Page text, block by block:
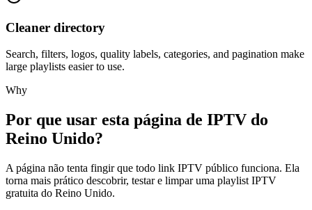
Cleaner directory
Search, filters, logos, quality labels, categories, and pagination make
large playlists easier to use.
Why
Por que usar esta página de IPTV do
Reino Unido?
A página não tenta fingir que todo link IPTV público funciona. Ela
torna mais prático descobrir, testar e limpar uma playlist IPTV
gratuita do Reino Unido.